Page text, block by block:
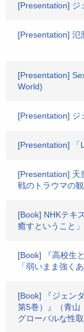
[Presentation] ジ
[Presentation] 氾
[Presentation]
World)
[Presentation] ジ
[Presentation] 「
[Presentation] 天
戦のトラウマの
[Book] NHKテキ
癒すということ」
[Book] 『高校生
「弱いまま強く
[Book] 『ジェン
第5巻）』（青
グローバルな性